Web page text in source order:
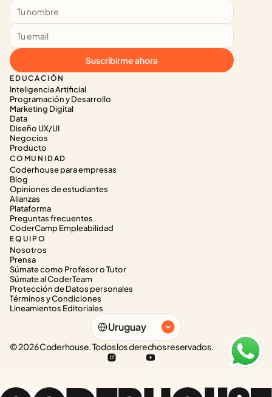
EDUCACIÓN
Inteligencia Artificial
Programación y Desarrollo
Marketing Digital
Data
Diseño UX/UI
Negocios
Producto
COMUNIDAD
Coderhouse para empresas
Blog
Opiniones de estudiantes
Alianzas
Plataforma
Preguntas frecuentes
CoderCamp Empleabilidad
EQUIPO
Nosotros
Prensa
Súmate como Profesor o Tutor
Súmate al CoderTeam
Protección de Datos personales
Términos y Condiciones
Lineamientos Editoriales
Suscribirme ahora
Select Language
Uruguay
© 2026 Coderhouse. Todos los derechos reservados.